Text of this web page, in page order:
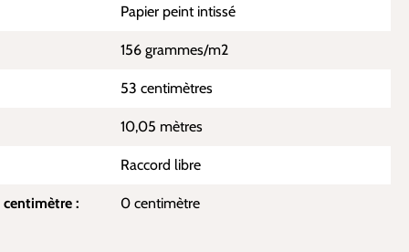
Papier peint intissé
156 grammes/m2
53 centimètres
10,05 mètres
Raccord libre
: 0 centimètre